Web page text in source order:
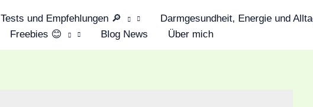
Tests und Empfehlungen 🔎 Darmgesundheit, Energie und
Freebies 😊 Blog News Über mich